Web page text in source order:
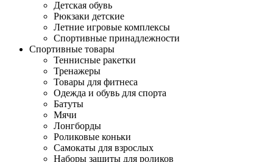
Детская обувь
Рюкзаки детские
Летние игровые комплексы
Спортивные принадлежности
Спортивные товары
Теннисные ракетки
Тренажеры
Товары для фитнеса
Одежда и обувь для спорта
Батуты
Мячи
Лонгборды
Роликовые коньки
Самокаты для взрослых
Наборы защиты для роликов